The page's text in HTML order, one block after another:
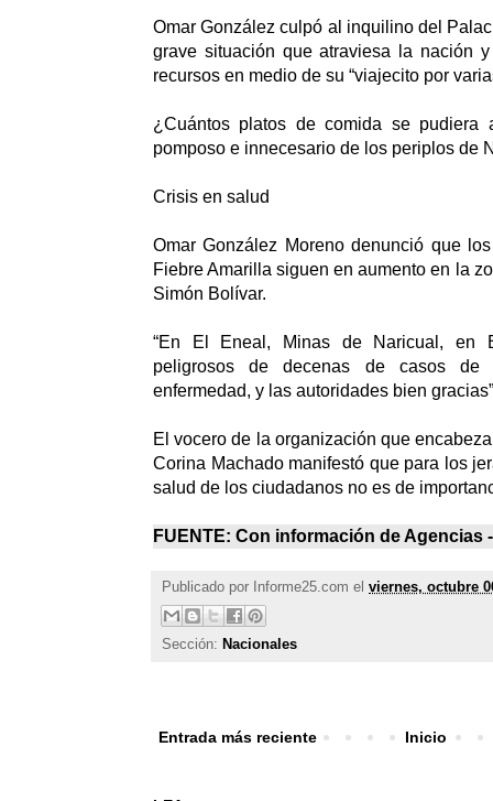
Omar González culpó al inquilino del
grave situación que atraviesa la nación
recursos en medio de su “viajecito por
¿Cuántos platos de comida se pudiera
pomposo e innecesario de los periplos de
Crisis en salud
Omar González Moreno denunció que
Fiebre Amarilla siguen en aumento en la
Simón Bolívar.
“En El Eneal, Minas de Naricual, en
peligrosos de decenas de casos de
enfermedad, y las autoridades bien
El vocero de la organización que
Corina Machado manifestó que para los
salud de los ciudadanos no es de
FUENTE: Con información de Agencias
Publicado por Informe25.com el viernes, octubre
Sección: Nacionales
Entrada más reciente Inicio